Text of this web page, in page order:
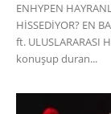
ENHYPEN
HİSSEDİYOR? EN
ft. ULUSLARARASI
konuşup duran...